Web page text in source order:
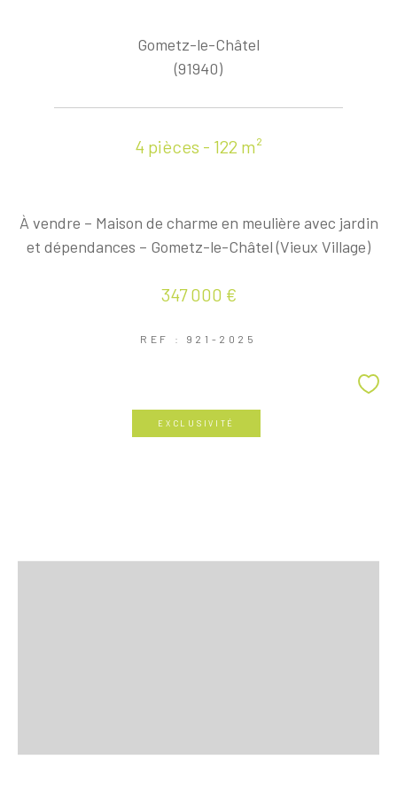
Gometz-le-Châtel
(91940)
4 pièces - 122 m²
À vendre – Maison de charme en meulière avec jardin
et dépendances – Gometz-le-Châtel (Vieux Village)
347 000 €
REF : 921-2025
EXCLUSIVITÉ